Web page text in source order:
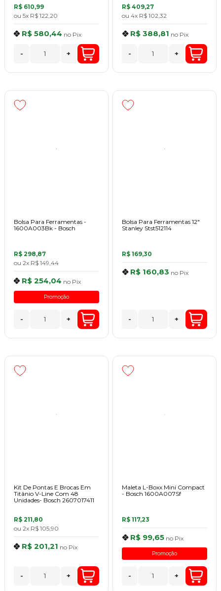
R$ 610,99
ou 5x R$ 122,20
R$ 580,44 no Pix
- +
R$ 409,27
ou 4x R$ 102,32
R$ 388,81 no Pix
- +
Bolsa Para Ferramentas -
1600A003Bk - Bosch
R$ 298,87
ou 2x R$ 149,44
R$ 254,04 no Pix
Promoção
- +
Bolsa Para Ferramentas 12"
Stanley Stst512114
R$ 169,30
R$ 160,83 no Pix
- +
Kit De Pontas E Brocas Em
Titânio V-Line Com 48
Unidades- Bosch 2607017411
R$ 211,80
ou 2x R$ 105,90
R$ 201,21 no Pix
- +
Maleta L-Boxx Mini Compact
- Bosch 1600A007Sf
R$ 117,23
R$ 99,65 no Pix
Promoção
- +